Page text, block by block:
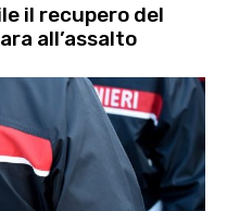
il recupero del
all’assalto